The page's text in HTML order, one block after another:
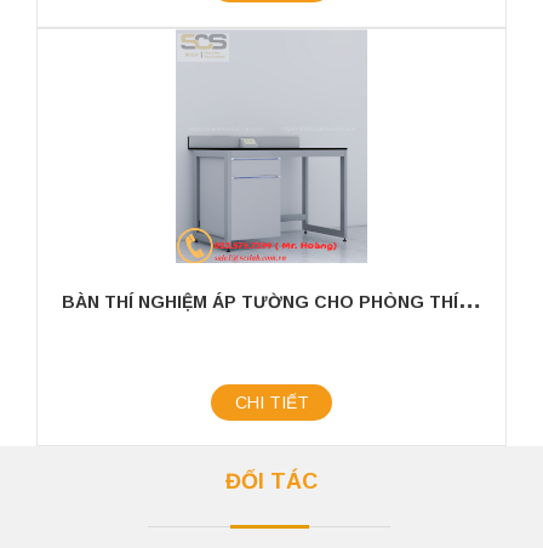
B
ÀN THÍ NGHIỆM ÁP TƯỜNG CHO PHÒNG THÍ NGHIỆM KÍCH THƯỚC 1200MM
CHI TIẾT
ĐỐI TÁC